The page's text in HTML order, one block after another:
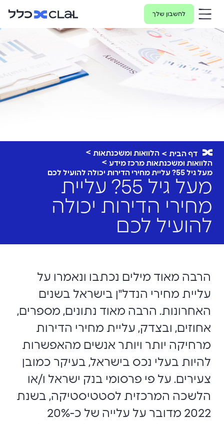
לחשבון שלך
דף הבית
הלוואות ומשכנתאות
הלוואות ומשכנתאות מרכז מידע
מעל גיל 55? עליית מחירי הדירות יכולה להועיל לכם
מעל גיל 55? עליית
מחירי הדירות יכולה
להועיל לכם
הרבה מאוד מילים נכתבו ונאמרו על
עליית מחירי הנדל"ן בישראל בשנים
האחרונות. הרבה מאוד נתונים, מספרים,
אחוזים, ובצדק, עליית מחירי הדירות
מרחיקה יותר ויותר אנשים מהאפשרות
להיות בעלי נכס בישראל, בעיקר כמובן
צעירים. על פי פרסומי בנק ישראל ו/או
הלשכה המרכזית לסטטיסטיקה, בשנת
2022 מדובר על עלייה של כ-20%